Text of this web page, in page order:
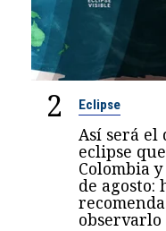
2 Eclipse
Así será el
eclipse
Colombia
de agosto:
observarlo